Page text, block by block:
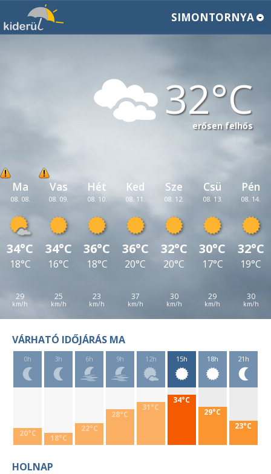
SIMONTORNYA
32
erősen felhős
Ma
08. 08.
34°C
18°C
29
Vas
08. 09.
34°C
16°C
25
Hét
08. 10.
36°C
18°C
23
Ked
08. 11.
36°C
20°C
37
Sze
08. 12.
32°C
20°C
30
Csü
08. 13.
30°C
17°C
29
Pén
08. 14.
32°C
19°C
30
VÁRHATÓ IDŐJÁRÁS MA
0h
20°C
3h
18°C
6h
22°C
9h
28°C
12h
31°C
15h
34°C
18h
29°C
21h
23°C
HOLNAP